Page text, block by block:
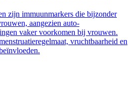
zijn immuunmarkers die bijzonder
aangezien auto-
vaker voorkomen bij vrouwen.
vruchtbaarheid en